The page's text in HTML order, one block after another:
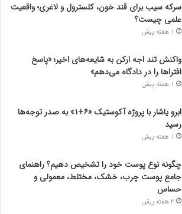
سرکه سیب برای قند خون، کلسترول و لاغری؛ واقعیت
علمی چیست؟
1 هفته پیش
واکنش تند اجه ارکن به شایعه‌های اخیر؛ «پاسخ
افتراها را در دادگاه می‌دهم»
1 هفته پیش
ابرو یاشار با پروژه آکوستیک «۶+۱» به صدر توجه‌ها
رسید
1 هفته پیش
چگونه نوع پوست خود را تشخیص دهیم؟ راهنمای
جامع پوست چرب، خشک، مختلط، معمولی و
حساس
3 هفته پیش